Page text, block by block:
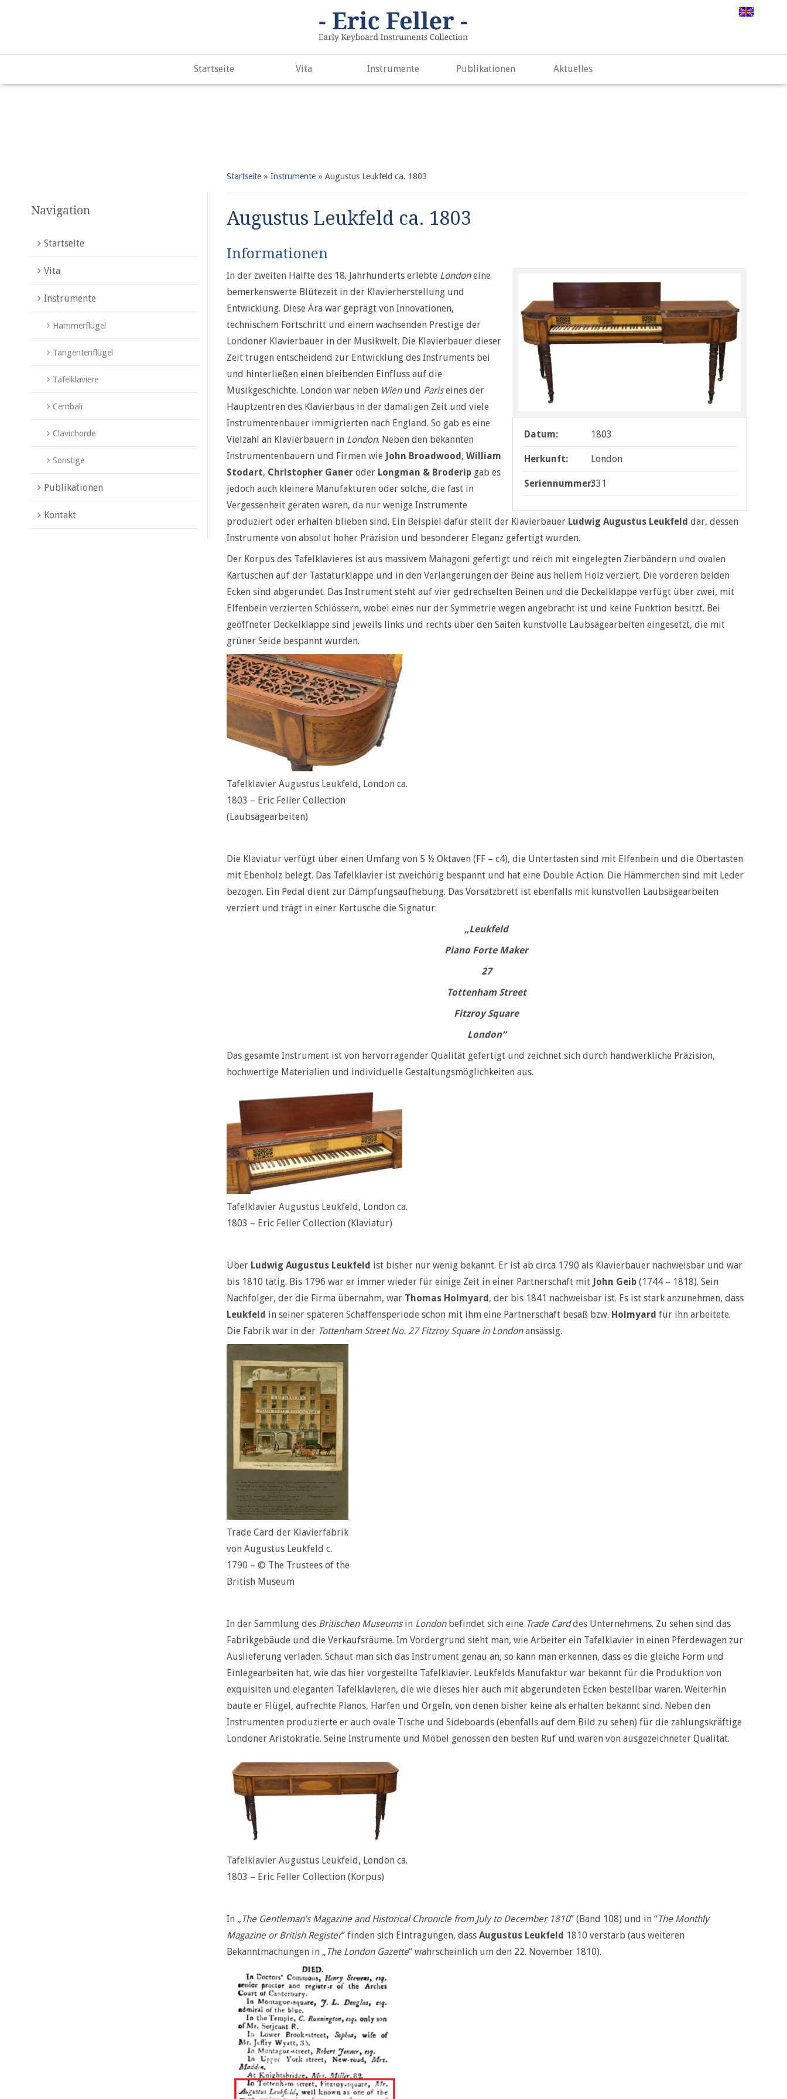
: "continue" targeting switch is equivalent to "break". Did you mean to use "continue 2"? in /var/www/vhosts/h266891.web67.alfahosting-server.de/html/wp-
Startseite Vita Instrumente Publikationen Aktuelles
Startseite» Instrumente» Augustus Leukfeld ca. 1803
Augustus Leukfeld ca. 1803
Informationen
Datum: 1803
Herkunft: London
Seriennummer:331
In der zweiten Hälfte des 18. Jahrhunderts erlebte Londoneine
bemerkenswerte Blütezeit in der Klavierherstellung und
Entwicklung. Diese Ära war geprägt von Innovationen,
technischem Fortschritt und einem wachsenden Prestige der
Londoner Klavierbauer in der Musikwelt. Die Klavierbauer dieser
Zeit trugen entscheidend zur Entwicklung des Instruments bei
und hinterließen einen bleibenden Einfluss auf die
Musikgeschichte. London war neben Wienund Pariseines der
Hauptzentren des Klavierbaus in der damaligen Zeit und viele
Instrumentenbauer immigrierten nach England. So gab es eine
Vielzahl an Klavierbauern in London. Neben den bekannten
Instrumentenbauern und Firmen wie John Broadwood , William
Stodart, Christopher Ganeroder Longman & Broderipgab es
jedoch auch kleinere Manufakturen oder solche, die fast in
Vergessenheit geraten waren, da nur wenige Instrumente
produziert oder erhalten blieben sind. Ein Beispiel dafür stellt der Klavierbauer Ludwig Augustus Leukfeld dar, dessen
Instrumente von absolut hoher Präzision und besonderer Eleganz gefertigt wurden.
Der Korpus des Tafelklavieres ist aus massivem Mahagoni gefertigt und reich mit eingelegten Zierbändern und ovalen
Kartuschen auf der Tastaturklappe und in den Verlängerungen der Beine aus hellem Holz verziert. Die vorderen beiden
Ecken sind abgerundet. Das Instrument steht auf vier gedrechselten Beinen und die Deckelklappe verfügt über zwei, mit
Elfenbein verzierten Schlössern, wobei eines nur der Symmetrie wegen angebracht ist und keine Funktion besitzt. Bei
geöffneter Deckelklappe sind jeweils links und rechts über den Saiten kunstvolle Laubsägearbeiten eingesetzt, die mit
grüner Seide bespannt wurden.
Tafelklavier Augustus Leukfeld, London ca.
1803 – Eric Feller Collection
(Laubsägearbeiten)
Die Klaviatur verfügt über einen Umfang von 5 ½ Oktaven (FF – c4), die Untertasten sind mit Elfenbein und die Obertasten
mit Ebenholz belegt. Das Tafelklavier ist zweichörig bespannt und hat eine Double Action. Die Hämmerchen sind mit Leder
bezogen. Ein Pedal dient zur Dämpfungsaufhebung. Das Vorsatzbrett ist ebenfalls mit kunstvollen Laubsägearbeiten
verziert und trägt in einer Kartusche die Signatur:
„Leukfeld
Piano Forte Maker
27
Tottenham Street
Fitzroy Square
London“
Das gesamte Instrument ist von hervorragender Qualität gefertigt und zeichnet sich durch handwerkliche Präzision,
hochwertige Materialien und individuelle Gestaltungsmöglichkeiten aus.
Tafelklavier Augustus Leukfeld, London ca.
1803 – Eric Feller Collection (Klaviatur)
Über Ludwig Augustus Leukfeld ist bisher nur wenig bekannt. Er ist ab circa 1790 als Klavierbauer nachweisbar und war
bis 1810 tätig. Bis 1796 war er immer wieder für einige Zeit in einer Partnerschaft mit John Geib(1744 – 1818). Sein
Nachfolger, der die Firma übernahm, war Thomas Holmyard , der bis 1841 nachweisbar ist. Es ist stark anzunehmen, dass
Leukfeld in seiner späteren Schaffensperiode schon mit ihm eine Partnerschaft besaß bzw. Holmyard für ihn arbeitete.
Die Fabrik war in der Tottenham Street No. 27 Fitzroy Square in Londonansässig.
Trade Card der Klavierfabrik
von Augustus Leukfeld c.
1790 – © The Trustees of the
British Museum
In der Sammlung des Britischen Museumsin Londonbefindet sich eine Trade Carddes Unternehmens. Zu sehen sind das
Fabrikgebäude und die Verkaufsräume. Im Vordergrund sieht man, wie Arbeiter ein Tafelklavier in einen Pferdewagen zur
Auslieferung verladen. Schaut man sich das Instrument genau an, so kann man erkennen, dass es die gleiche Form und
Einlegearbeiten hat, wie das hier vorgestellte Tafelklavier. Leukfelds Manufaktur war bekannt für die Produktion von
exquisiten und eleganten Tafelklavieren, die wie dieses hier auch mit abgerundeten Ecken bestellbar waren. Weiterhin
baute er Flügel, aufrechte Pianos, Harfen und Orgeln, von denen bisher keine als erhalten bekannt sind. Neben den
Instrumenten produzierte er auch ovale Tische und Sideboards (ebenfalls auf dem Bild zu sehen) für die zahlungskräftige
Londoner Aristokratie. Seine Instrumente und Möbel genossen den besten Ruf und waren von ausgezeichneter Qualität.
Tafelklavier Augustus Leukfeld, London ca.
1803 – Eric Feller Collection (Korpus)
In „The Gentleman’s Magazine and Historical Chronicle from July to December 1810” (Band 108) und in “The Monthly
Magazine or British Register” finden sich Eintragungen, dass Augustus Leukfeld 1810 verstarb (aus weiteren
Bekanntmachungen in „The London Gazette“ wahrscheinlich um den 22. November 1810).
Navigation
Startseite
Vita
Instrumente
Hammerflügel
Tangentenflügel
Tafelklaviere
Cembali
Clavichorde
Sonstige
Publikationen
Kontakt